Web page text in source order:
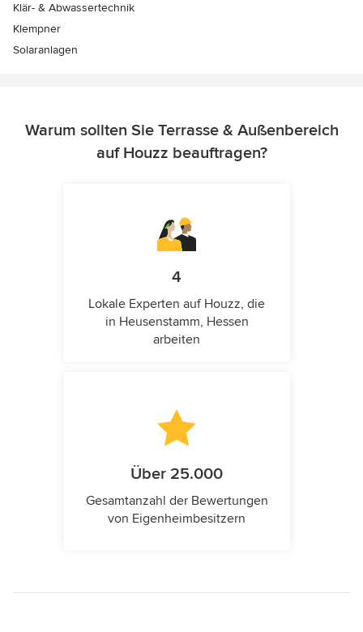
Klär- & Abwassertechnik
Klempner
Solaranlagen
Warum sollten Sie Terrasse & Außenbereich
auf Houzz beauftragen?
4
Lokale Experten auf Houzz, die
in Heusenstamm, Hessen
arbeiten
Über 25.000
Gesamtanzahl der Bewertungen
von Eigenheimbesitzern